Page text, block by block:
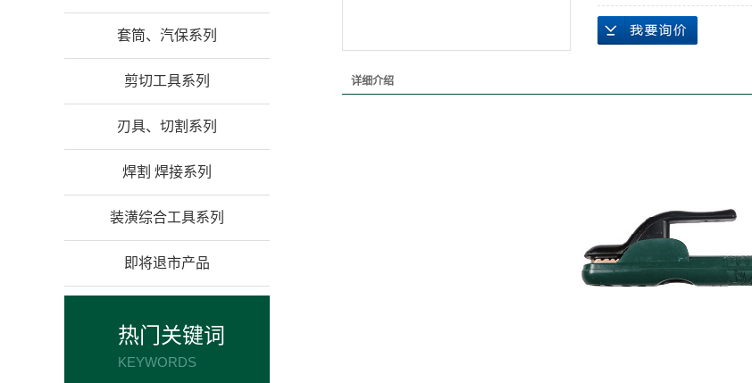
套筒、汽保系列
剪切工具系列
刃具、切割系列
焊割 焊接系列
装潢综合工具系列
即将退市产品
热门关键词
KEYWORDS
详细介绍